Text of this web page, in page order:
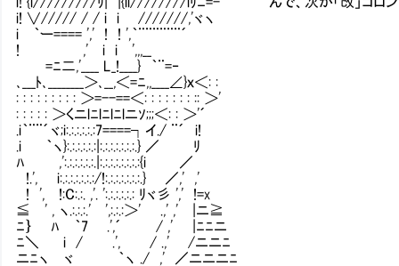
i! ∨///// / / i i Ⅴ///////,'ヾヽ
i ｀ー==== ',' ! ! ',｀¨¨¨¨¨¨´ γ´
! ,' i i ',,,__ | ち
=ﾆ二,'____ L_!____} ｀¨=‐ ゝ
､___ﾄ､________＞､__,＜=ﾆ,,____∠}ｘ＜: :
: : : : : : : : : ＞=--==＜: : : : : : : :: ＞'
: : : : : ＞くニlﾆlﾆlﾆlニｿ;;;＜: : ＞'´
.i｀¨¨´ヾ;i:.:.:.:.:.:7====┐イ./ ¨´ i!
.i ｀ヽ}:.:.:.:.:.:|:.:.:.:.:.:.:.} ／ ﾘ
ﾊ ,':.:.:.:.:.:.|:.:.:.:.:.:.:.:{i ／
!.', i:.:.:.:.:.:.:/!:.:.:.:.:.:.:.} ／,' ,'
! ', !:C:.:. ,'. ':.:.:.:.:.: ﾘヾ彡 ',' !=x
≦ ' , ヽ.:.:.:.' ',:.:.:＞' .,' ,' |ニ≧
ﾆ｝ ﾊ ｀7 .',´ / ,' |ﾆﾆニ
ﾆ＼ i / .', / .,' /ニニﾆ
ニﾆヽ ヾ ｀ヽ ./ ,' ／ニニニﾆ